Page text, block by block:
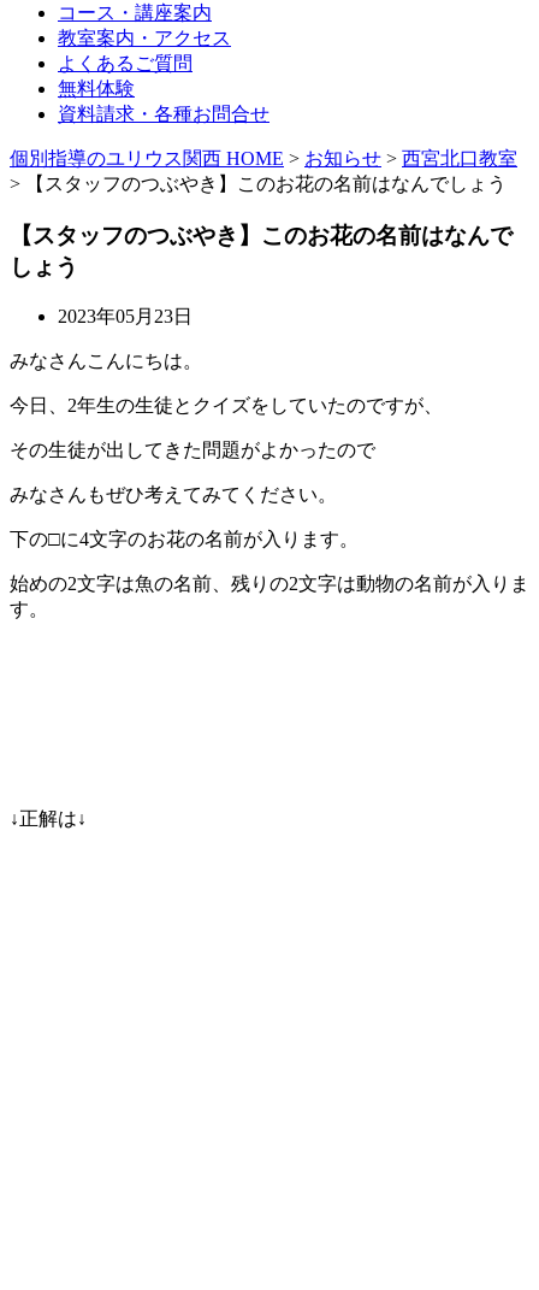
コース・講座案内
教室案内・アクセス
よくあるご質問
無料体験
資料請求・各種お問合せ
個別指導のユリウス関西 HOME > お知らせ > 西宮北口教室
>
【スタッフのつぶやき】このお花の名前はなんでしょう
【スタッフのつぶやき】このお花の名前はなんで
しょう
2023年05月23日
みなさんこんにちは。
今日、2年生の生徒とクイズをしていたのですが、
その生徒が出してきた問題がよかったので
みなさんもぜひ考えてみてください。
下の□に4文字のお花の名前が入ります。
始めの2文字は魚の名前、残りの2文字は動物の名前が入りま
す。
↓正解は↓